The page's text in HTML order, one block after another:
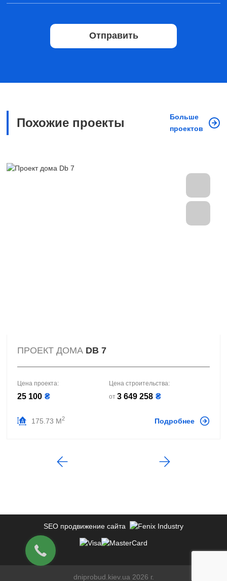
Отправить
Похожие проекты
Больше
проектов
ПРОЕКТ ДОМА DB 7
Цена проекта:
25 100 ₴
Цена строительства:
от 3 649 258 ₴
175.73 М2 Подробнее
dniprobud.kiev.ua 2026 г.
SEO продвижение сайта